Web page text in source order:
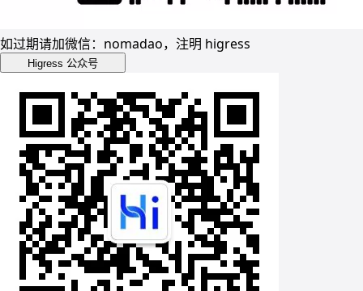
如过期请加微信：nomadao，注明 higress
Higress 公众号